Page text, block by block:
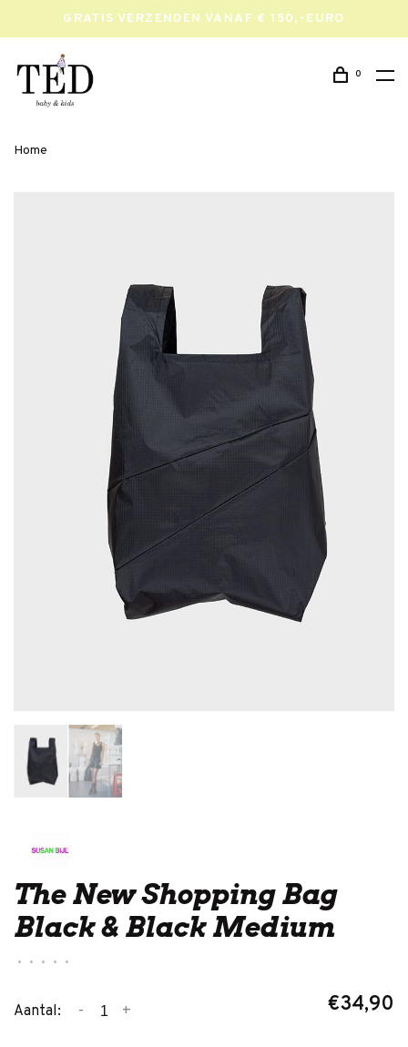
GRATIS VERZENDEN VANAF € 150,-EURO
0
Home
The New Shopping Bag
Black & Black Medium
• • • • •
Aantal: +
- €34,90